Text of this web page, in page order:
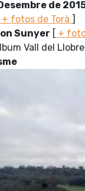
de
+ fotos de Torà ]
Sunyer [ +
Vall del